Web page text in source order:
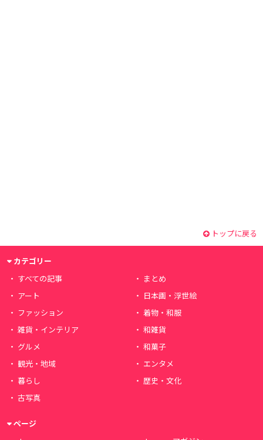
トップに戻る
カテゴリー
すべての記事
まとめ
アート
日本画・浮世絵
ファッション
着物・和服
雑貨・インテリア
和雑貨
グルメ
和菓子
観光・地域
エンタメ
暮らし
歴史・文化
古写真
ページ